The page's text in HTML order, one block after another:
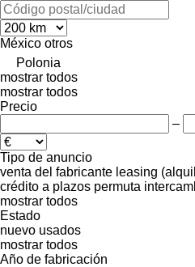
México otros
Polonia
mostrar todos
mostrar todos
Precio
–
Tipo de anuncio
venta del fabricante leasing
crédito a plazos permuta
mostrar todos
Estado
nuevo usados
mostrar todos
Año de fabricación